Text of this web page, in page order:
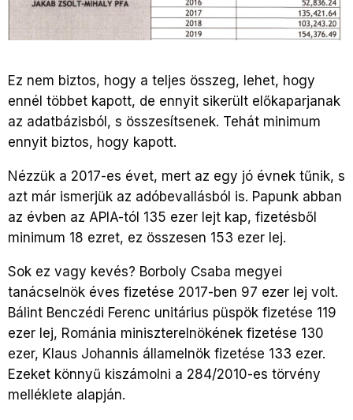
Ez nem biztos, hogy a teljes összeg, lehet, hogy
ennél többet kapott, de ennyit sikerült előkaparjanak
az adatbázisból, s összesítsenek. Tehát minimum
ennyit biztos, hogy kapott.
Nézzük a 2017-es évet, mert az egy jó évnek tűnik, s
azt már ismerjük az adóbevallásból is. Papunk abban
az évben az APIA-tól 135 ezer lejt kap, fizetésből
minimum 18 ezret, ez összesen 153 ezer lej.
Sok ez vagy kevés? Borboly Csaba megyei
tanácselnök éves fizetése 2017-ben 97 ezer lej volt.
Bálint Benczédi Ferenc unitárius püspök fizetése 119
ezer lej, Románia miniszterelnökének fizetése 130
ezer, Klaus Johannis államelnök fizetése 133 ezer.
Ezeket könnyű kiszámolni a 284/2010-es törvény
melléklete alapján.